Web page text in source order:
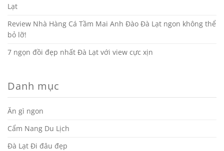
Lạt
Review Nhà Hàng Cá Tầm Mai Anh Đào Đà Lạt ngon không thể
bỏ lỡ!
7 ngọn đồi đẹp nhất Đà Lạt với view cực xịn
Danh mục
Ăn gì ngon
Cẩm Nang Du Lịch
Đà Lạt Đi đâu đẹp